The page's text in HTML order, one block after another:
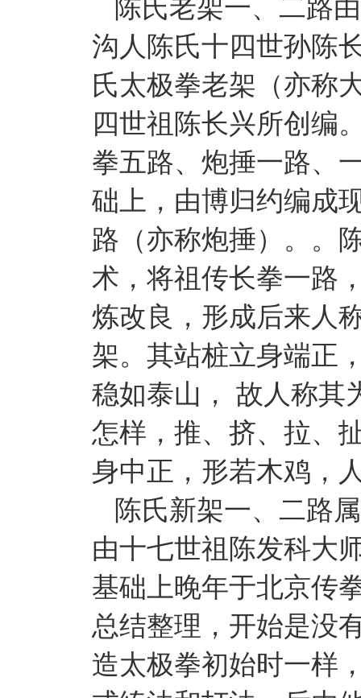
陈氏老架一、二路
沟人陈氏十四世孙陈
氏太极拳老架（亦称
四世祖陈长兴所创编
拳五路、炮捶一路、
础上，由博归约编成
路（亦称炮捶）。。
术，将祖传长拳一路
炼改良，形成后来人
架。其站桩立身端正
稳如泰山， 故人称其
怎样，推、挤、拉、
身中正，形若木鸡，
陈氏新架一、二路
由十七世祖陈发科大
基础上晚年于北京传
总结整理，开始是没
造太极拳初始时一样